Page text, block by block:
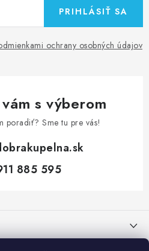
ochrany osobných údajov
PRIHLÁSIŤ SA
s výberom
poradiť? Sme tu pre vás!
885 595